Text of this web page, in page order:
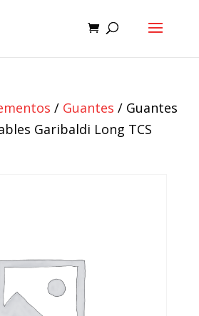
/ Guantes / Guantes
Garibaldi Long TCS